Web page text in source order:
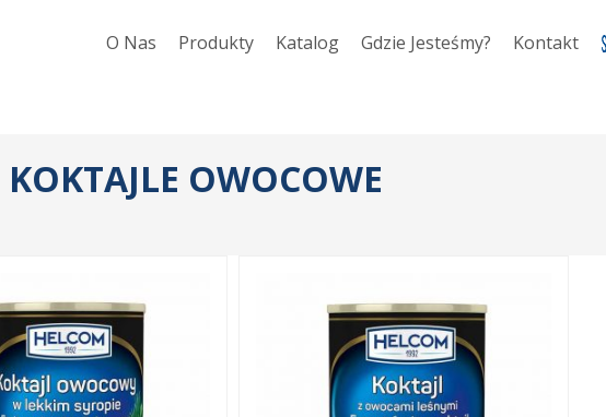
O Nas Produkty Katalog Gdzie Jesteśmy? Kontakt
KOKTAJLE OWOCOWE